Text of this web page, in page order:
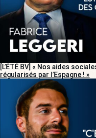
[L’ÉTÉ BV] « Nos aides
régularisés par l’Espagne ! »